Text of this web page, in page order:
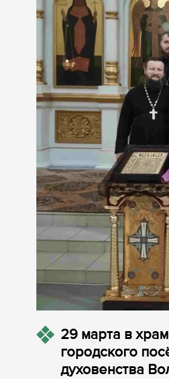
29 марта в
городского
духовенства